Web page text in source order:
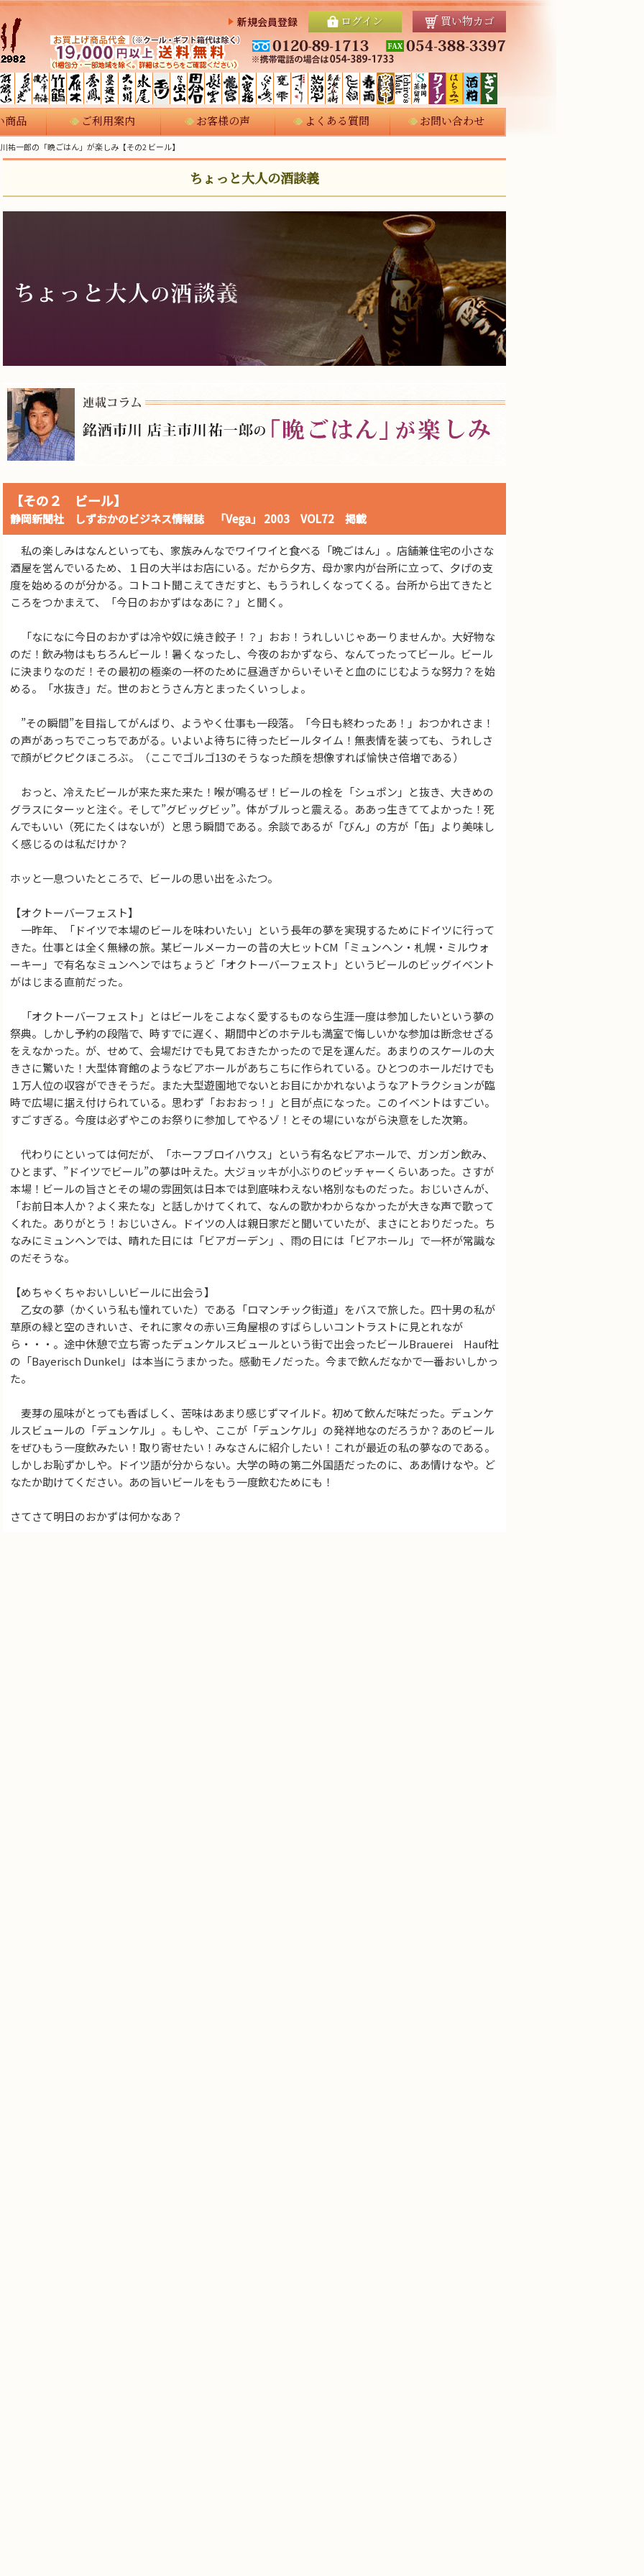
新規会員登録 ログイン 買い物カゴ
商品 ご利用案内 お客様の声 よくある質問 お問い合わせ
祐一郎の「晩ごはん」が楽しみ【その2 ビール】
ちょっと大人の酒談義
【その２ ビール】
静岡新聞社 しずおかのビジネス情報誌 「Vega」 2003 VOL72 掲載
私の楽しみはなんといっても、家族みんなでワイワイと食べる「晩ごはん」。店舗兼住宅の小さな
酒屋を営んでいるため、１日の大半はお店にいる。だから夕方、母か家内が台所に立って、夕げの支
度を始めるのが分かる。コトコト聞こえてきだすと、もううれしくなってくる。台所から出てきたと
ころをつかまえて、「今日のおかずはなあに？」と聞く。
「なになに今日のおかずは冷や奴に焼き餃子！？」おお！うれしいじゃあーりませんか。大好物な
のだ！飲み物はもちろんビール！暑くなったし、今夜のおかずなら、なんてったってビール。ビール
に決まりなのだ！その最初の極楽の一杯のために昼過ぎからいそいそと血のにじむような努力？を始
める。「水抜き」だ。世のおとうさん方とまったくいっしょ。
”その瞬間”を目指してがんばり、ようやく仕事も一段落。「今日も終わったあ！」おつかれさま！
の声があっちでこっちであがる。いよいよ待ちに待ったビールタイム！無表情を装っても、うれしさ
で顔がピクピクほころぶ。（ここでゴルゴ13のそうなった顔を想像すれば愉快さ倍増である）
おっと、冷えたビールが来た来た来た！喉が鳴るぜ！ビールの栓を「シュポン」と抜き、大きめの
グラスにターッと注ぐ。そして”グビッグビッ”。体がブルっと震える。ああっ生きててよかった！死
んでもいい（死にたくはないが）と思う瞬間である。余談であるが「びん」の方が「缶」より美味し
く感じるのは私だけか？
ホッと一息ついたところで、ビールの思い出をふたつ。
【オクトーバーフェスト】
一昨年、「ドイツで本場のビールを味わいたい」という長年の夢を実現するためにドイツに行って
きた。仕事とは全く無縁の旅。某ビールメーカーの昔の大ヒットCM「ミュンヘン・札幌・ミルウォ
ーキー」で有名なミュンヘンではちょうど「オクトーバーフェスト」というビールのビッグイベント
がはじまる直前だった。
「オクトーバーフェスト」とはビールをこよなく愛するものなら生涯一度は参加したいという夢の
祭典。しかし予約の段階で、時すでに遅く、期間中どのホテルも満室で悔しいかな参加は断念せざる
をえなかった。が、せめて、会場だけでも見ておきたかったので足を運んだ。あまりのスケールの大
きさに驚いた！大型体育館のようなビアホールがあちこちに作られている。ひとつのホールだけでも
１万人位の収容ができそうだ。また大型遊園地でないとお目にかかれないようなアトラクションが臨
時で広場に据え付けられている。思わず「おおおっ！」と目が点になった。このイベントはすごい。
すごすぎる。今度は必ずやこのお祭りに参加してやるゾ！とその場にいながら決意をした次第。
代わりにといっては何だが、「ホーフブロイハウス」という有名なビアホールで、ガンガン飲み、
ひとまず、”ドイツでビール”の夢は叶えた。大ジョッキが小ぶりのピッチャーくらいあった。さすが
本場！ビールの旨さとその場の雰囲気は日本では到底味わえない格別なものだった。おじいさんが、
「お前日本人か？よく来たな」と話しかけてくれて、なんの歌かわからなかったが大きな声で歌って
くれた。ありがとう！おじいさん。ドイツの人は親日家だと聞いていたが、まさにとおりだった。ち
なみにミュンヘンでは、晴れた日には「ビアガーデン」、雨の日には「ビアホール」で一杯が常識な
のだそうな。
【めちゃくちゃおいしいビールに出会う】
乙女の夢（かくいう私も憧れていた）である「ロマンチック街道」をバスで旅した。四十男の私が
草原の緑と空のきれいさ、それに家々の赤い三角屋根のすばらしいコントラストに見とれなが
ら・・・。途中休憩で立ち寄ったデュンケルスビュールという街で出会ったビールBrauerei Hauf社
の「Bayerisch Dunkel」は本当にうまかった。感動モノだった。今まで飲んだなかで一番おいしかっ
た。
麦芽の風味がとっても香ばしく、苦味はあまり感じずマイルド。初めて飲んだ味だった。デュンケ
ルスビュールの「デュンケル」。もしや、ここが「デュンケル」の発祥地なのだろうか？あのビール
をぜひもう一度飲みたい！取り寄せたい！みなさんに紹介したい！これが最近の私の夢なのである。
しかしお恥ずかしや。ドイツ語が分からない。大学の時の第二外国語だったのに、ああ情けなや。ど
なたか助けてください。あの旨いビールをもう一度飲むためにも！
さてさて明日のおかずは何かなあ？